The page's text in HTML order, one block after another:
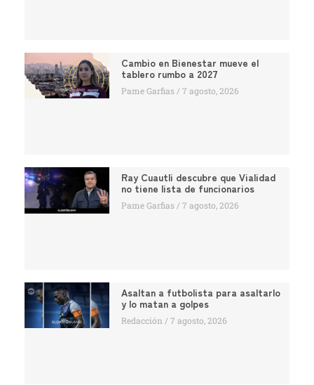
Cambio en Bienestar mueve el
tablero rumbo a 2027
Pame Garfias 7 agosto, 2026
Ray Cuautli descubre que Vialidad
no tiene lista de funcionarios
Pame Garfias 7 agosto, 2026
Asaltan a futbolista para asaltarlo
y lo matan a golpes
Redacción 7 agosto, 2026